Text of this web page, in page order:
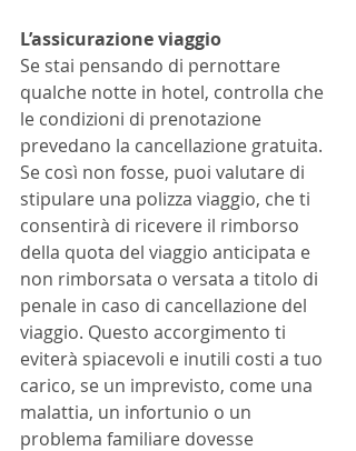
L’assicurazione viaggio
Se stai pensando di pernottare
qualche notte in hotel, controlla che
le condizioni di prenotazione
prevedano la cancellazione gratuita.
Se così non fosse, puoi valutare di
stipulare una polizza viaggio, che ti
consentirà di ricevere il rimborso
della quota del viaggio anticipata e
non rimborsata o versata a titolo di
penale in caso di cancellazione del
viaggio. Questo accorgimento ti
eviterà spiacevoli e inutili costi a tuo
carico, se un imprevisto, come una
malattia, un infortunio o un
problema familiare dovesse